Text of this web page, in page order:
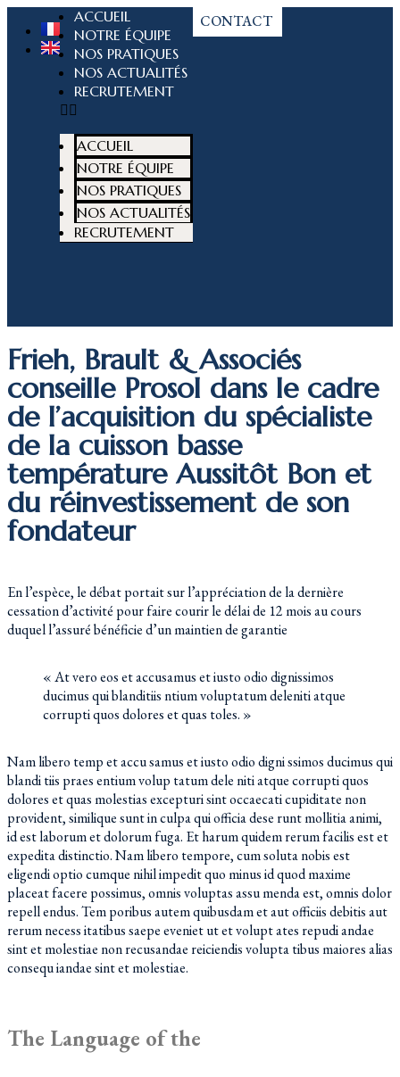
ACCUEIL
NOTRE ÉQUIPE
NOS PRATIQUES
NOS ACTUALITÉS
RECRUTEMENT
ACCUEIL
NOTRE ÉQUIPE
NOS PRATIQUES
NOS ACTUALITÉS
RECRUTEMENT
CONTACT
Frieh, Brault & Associés
conseille Prosol dans le cadre
de l’acquisition du spécialiste
de la cuisson basse
température Aussitôt Bon et
du réinvestissement de son
fondateur
En l’espèce, le débat portait sur l’appréciation de la dernière
cessation d’activité pour faire courir le délai de 12 mois au cours
duquel l’assuré bénéficie d’un maintien de garantie
« At vero eos et accusamus et iusto odio dignissimos
ducimus qui blanditiis ntium voluptatum deleniti atque
corrupti quos dolores et quas toles. »
Nam libero temp et accu samus et iusto odio digni ssimos ducimus qui
blandi tiis praes entium volup tatum dele niti atque corrupti quos
dolores et quas molestias excepturi sint occaecati cupiditate non
provident, similique sunt in culpa qui officia dese runt mollitia animi,
id est laborum et dolorum fuga. Et harum quidem rerum facilis est et
expedita distinctio. Nam libero tempore, cum soluta nobis est
eligendi optio cumque nihil impedit quo minus id quod maxime
placeat facere possimus, omnis voluptas assu menda est, omnis dolor
repell endus. Tem poribus autem quibusdam et aut officiis debitis aut
rerum necess itatibus saepe eveniet ut et volupt ates repudi andae
sint et molestiae non recusandae reiciendis volupta tibus maiores alias
consequ iandae sint et molestiae.
The Language of the